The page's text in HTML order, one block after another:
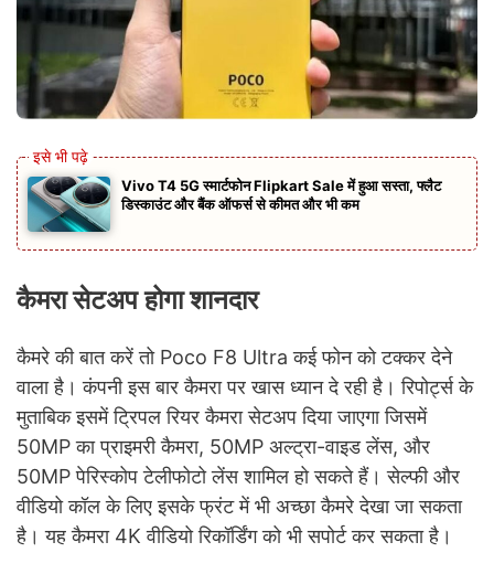
Vivo T4 5G स्मार्टफोन Flipkart Sale में हुआ सस्ता, फ्लैट
डिस्काउंट और बैंक ऑफर्स से कीमत और भी कम
कैमरा सेटअप होगा शानदार
कैमरे की बात करें तो Poco F8 Ultra कई फोन को टक्कर देने
वाला है। कंपनी इस बार कैमरा पर खास ध्यान दे रही है। रिपोर्ट्स के
मुताबिक इसमें ट्रिपल रियर कैमरा सेटअप दिया जाएगा जिसमें
50MP का प्राइमरी कैमरा, 50MP अल्ट्रा-वाइड लेंस, और
50MP पेरिस्कोप टेलीफोटो लेंस शामिल हो सकते हैं। सेल्फी और
वीडियो कॉल के लिए इसके फ्रंट में भी अच्छा कैमरे देखा जा सकता
है। यह कैमरा 4K वीडियो रिकॉर्डिंग को भी सपोर्ट कर सकता है।